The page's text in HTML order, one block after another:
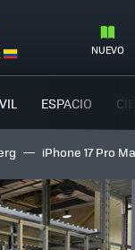
NUEVO
ESPACIO
iPhone 17 Pro